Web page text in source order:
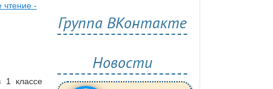
чтение -
1 классе
Группа ВКонтакте
Новости